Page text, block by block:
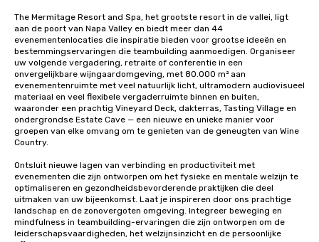
The Mermitage Resort and Spa, het grootste resort in de vallei, ligt
aan de poort van Napa Valley en biedt meer dan 44
evenementenlocaties die inspiratie bieden voor grootse ideeën en
bestemmingservaringen die teambuilding aanmoedigen. Organiseer
uw volgende vergadering, retraite of conferentie in een
onvergelijkbare wijngaardomgeving, met 80.000 m² aan
evenementenruimte met veel natuurlijk licht, ultramodern audiovisueel
materiaal en veel flexibele vergaderruimte binnen en buiten,
waaronder een prachtig Vineyard Deck, dakterras, Tasting Village en
ondergrondse Estate Cave — een nieuwe en unieke manier voor
groepen van elke omvang om te genieten van de geneugten van Wine
Country.
Ontsluit nieuwe lagen van verbinding en productiviteit met
evenementen die zijn ontworpen om het fysieke en mentale welzijn te
optimaliseren en gezondheidsbevorderende praktijken die deel
uitmaken van uw bijeenkomst. Laat je inspireren door ons prachtige
landschap en de zonovergoten omgeving. Integreer beweging en
mindfulness in teambuilding-ervaringen die zijn ontworpen om de
leiderschapsvaardigheden, het welzijnsinzicht en de persoonlijke